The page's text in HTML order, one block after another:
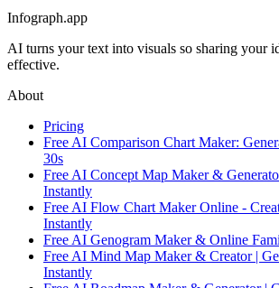
Infograph.app
AI turns your text into visuals so sharing your
effective.
About
Pricing
Free AI Comparison Chart Maker:
30s
Free AI Concept Map Maker &
Instantly
Free AI Flow Chart Maker Online -
Instantly
Free AI Genogram Maker & Online
Free AI Mind Map Maker & Creator |
Instantly